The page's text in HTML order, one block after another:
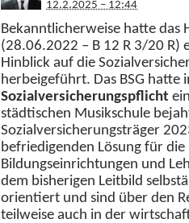
12.2.2025 – 12:44
Bekanntlicherweise hatte das
(28.06.2022 – B 12 R 3/20 R)
Hinblick auf die
herbeigeführt. Das BSG hatte
Sozialversicherungspflicht
städtischen Musikschule
Sozialversicherungsträger
befriedigenden Lösung für
Bildungseinrichtungen und
dem bisherigen Leitbild
orientiert und sind über den
teilweise auch in der